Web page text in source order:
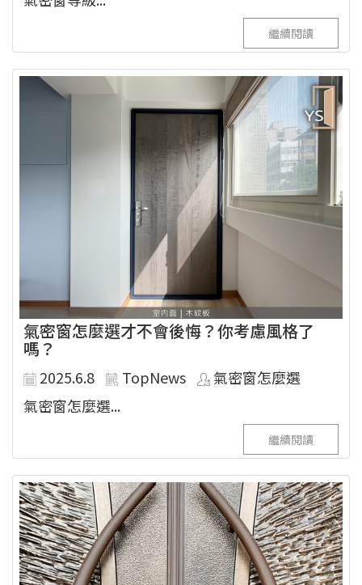
繼續閱讀
氣密窗怎麼選才不會後悔？你考慮風格了
嗎？
2025.6.8 TopNews
氣密窗怎麼選
氣密窗怎麼選...
繼續閱讀